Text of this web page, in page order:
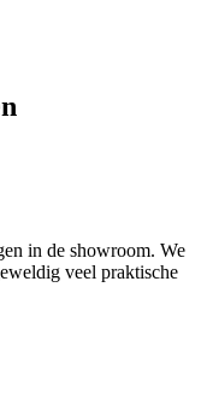
in de showroom. We
veel praktische